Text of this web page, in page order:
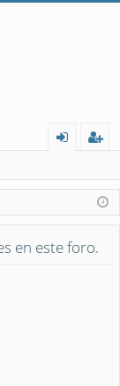
nt
ifi
ca
ist
ra
rs
en este foro.